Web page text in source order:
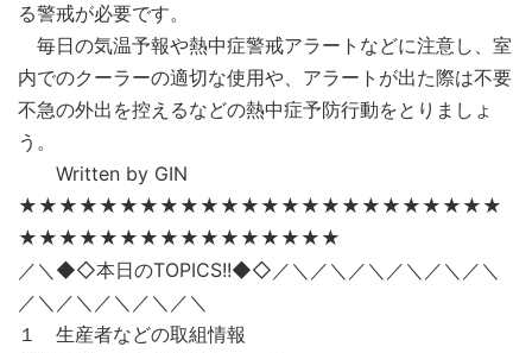
る警戒が必要です。
毎日の気温予報や熱中症警戒アラートなどに注意し、室
内でのクーラーの適切な使用や、アラートが出た際は不要
不急の外出を控えるなどの熱中症予防行動をとりましょ
う。
Written by GIN
★★★★★★★★★★★★★★★★★★★★★★★★
★★★★★★★★★★★★★★★★
／＼◆◇本日のTOPICS!!◆◇／＼／＼／＼／＼／＼／＼
／＼／＼／＼／＼／＼
１ 生産者などの取組情報